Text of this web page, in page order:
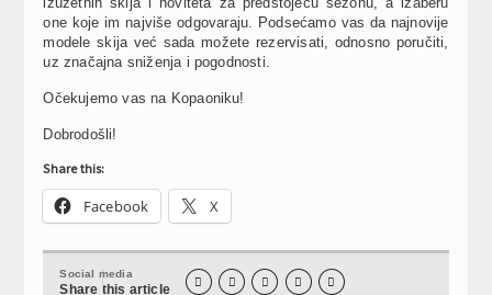
one koje im najviše odgovaraju. Podsećamo vas da najnovije
modele skija već sada možete rezervisati, odnosno poručiti,
uz značajna sniženja i pogodnosti.
Očekujemo vas na Kopaoniku!
Dobrodošli!
Share this:
Facebook X
Social media
Share this article     